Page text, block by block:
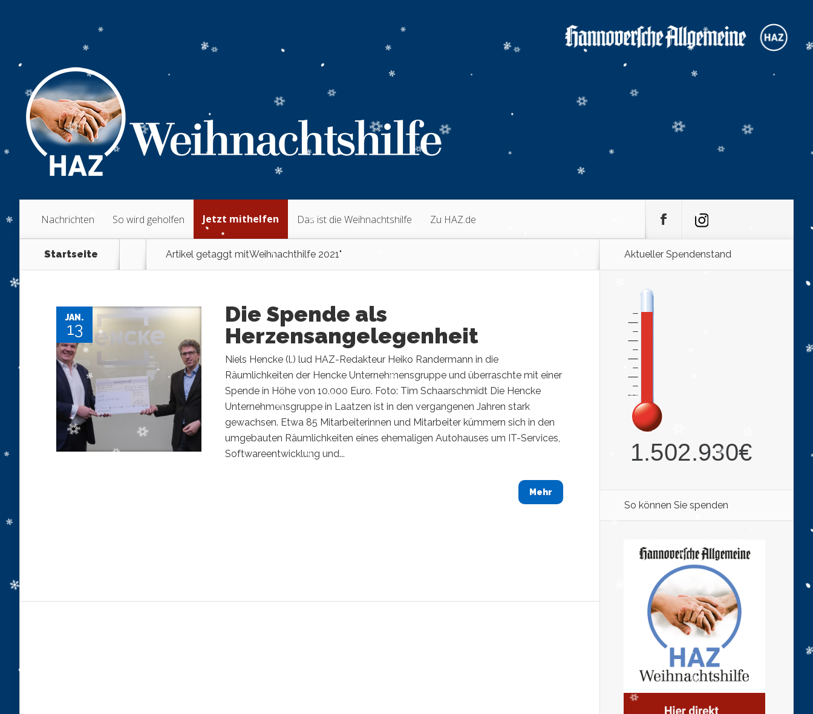
Nachrichten So wird geholfen Jetzt mithelfen Das ist die Weihnachtshilfe Zu HAZ.de
Startseite Artikel getaggt mitWeihnachthilfe 2021"
JAN.
13
Die Spende als
Herzensangelegenheit
Niels Hencke (l.) lud HAZ-Redakteur Heiko Randermann in die
Räumlichkeiten der Hencke Unternehmensgruppe und überraschte mit einer
Spende in Höhe von 10.000 Euro. Foto: Tim Schaarschmidt Die Hencke
Unternehmensgruppe in Laatzen ist in den vergangenen Jahren stark
gewachsen. Etwa 85 Mitarbeiterinnen und Mitarbeiter kümmern sich in den
umgebauten Räumlichkeiten eines ehemaligen Autohauses um IT-Services,
Softwareentwicklung und...
Mehr
Aktueller Spendenstand
So können Sie spenden